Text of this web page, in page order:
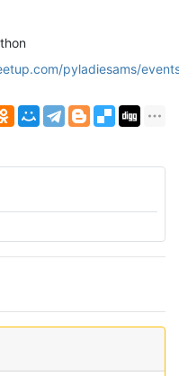
pyladiesams/